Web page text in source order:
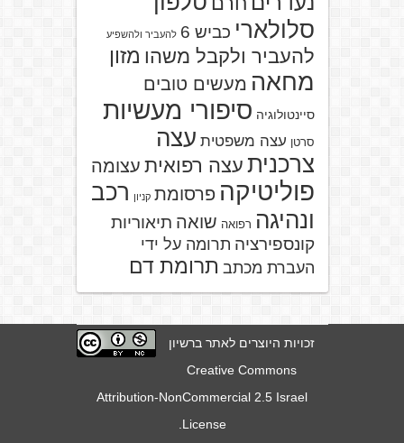
סלולארי כביש 6 להעביר ולהשפיע
להעביר ולקבל משהו מזון
מחאה מעשים טובים
סיינטולוגיה סיפורי מעשיות
סרטן עצה משפטית עצה
צרכנית עצה רפואית עצומה
פוליטיקה פרסומת קניון רכב
ונהיגה רפואה שואה תיאוריות
קונספירציה תרומה על ידי
העברת מכתב תרומת דם
זכויות היוצרים לאתר ברשיון
Creative Commons
Attribution-NonCommercial 2.5 Israel
License